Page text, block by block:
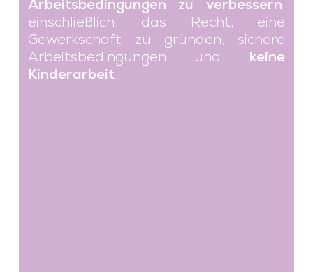
Arbeitsbedingungen zu verbessern,
einschließlich: das Recht, eine
Gewerkschaft zu gründen, sichere
Arbeitsbedingungen und keine
Kinderarbeit.